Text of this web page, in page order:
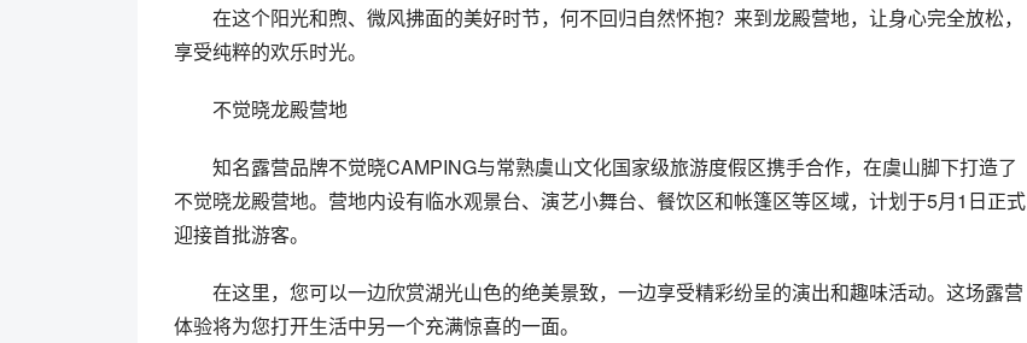
在这个阳光和煦、微风拂面的美好时节，何不回归自然怀抱？来到龙殿营地，让身心完全放松，
享受纯粹的欢乐时光。
不觉晓龙殿营地
知名露营品牌不觉晓CAMPING与常熟虞山文化国家级旅游度假区携手合作，在虞山脚下打造了
不觉晓龙殿营地。营地内设有临水观景台、演艺小舞台、餐饮区和帐篷区等区域，计划于5月1日正式
迎接首批游客。
在这里，您可以一边欣赏湖光山色的绝美景致，一边享受精彩纷呈的演出和趣味活动。这场露营
体验将为您打开生活中另一个充满惊喜的一面。